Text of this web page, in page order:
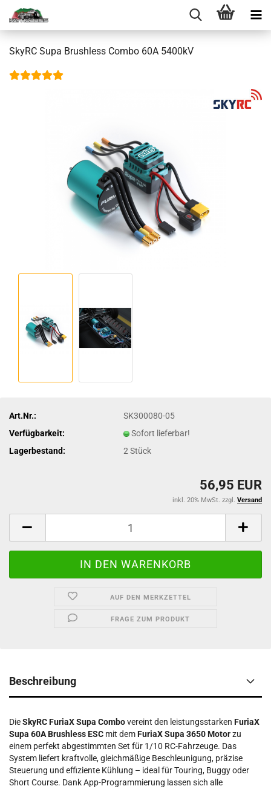
SkyRC Supa Brushless Combo 60A 5400kV
Art.Nr.:
SK300080-05
Verfügbarkeit:
Sofort lieferbar!
Lagerbestand:
2Stück
56,95 EUR
inkl. 20% MwSt. zzgl. Versand
AUF DEN MERKZETTEL
FRAGE ZUM PRODUKT
Beschreibung
DieSkyRC FuriaX Supa Combovereint den leistungsstarken FuriaX
Supa 60A Brushless ESC mit demFuriaX Supa 3650 Motorzu
einem perfekt abgestimmten Set für 1/10 RC-Fahrzeuge. Das
System liefert kraftvolle, gleichmäßige Beschleunigung, präzise
Steuerung und effiziente Kühlung – ideal für Touring, Buggy oder
Short Course. Dank App-Programmierung lassen sich alle